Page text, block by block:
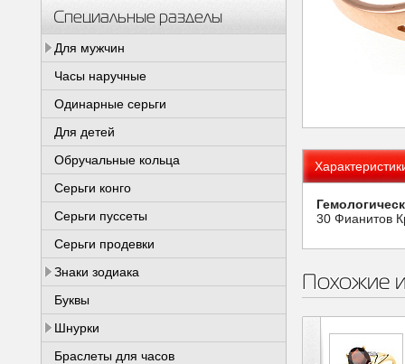
Специальные разделы
Для мужчин
Часы наручные
Одинарные серьги
Для детей
Обручальные кольца
Серьги конго
Серьги пуссеты
Серьги продевки
Знаки зодиака
Буквы
Шнурки
Браслеты для часов
30 Фианитов
Похожие